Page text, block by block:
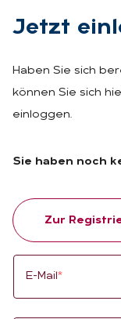
Jetzt
Haben Sie sich
können Sie sich
einloggen.
Sie haben noch
Zur
E-Mail*